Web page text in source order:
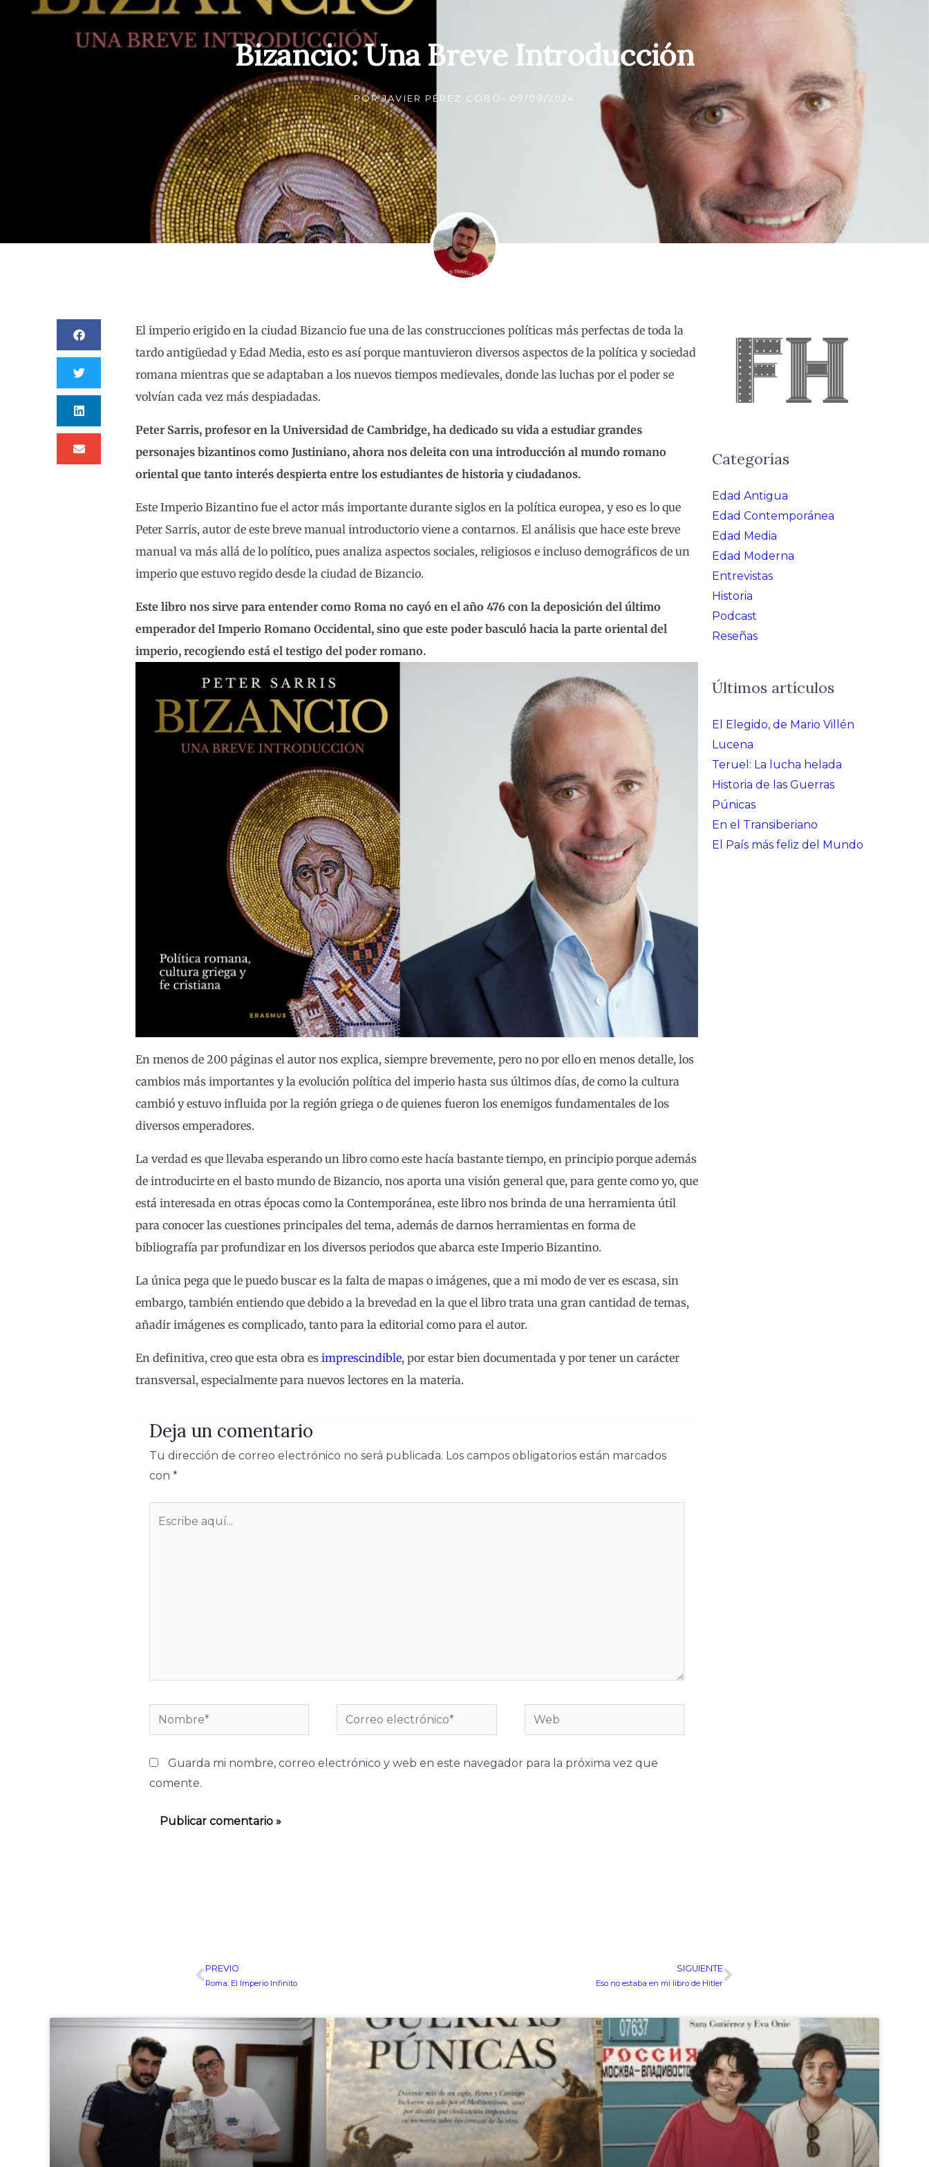
Bizancio: Una Breve Introducción
PORJAVIER PÉREZ COBO - 09/09/2024
El imperio erigido en la ciudad Bizancio fue una de las construcciones políticas más perfectas de toda la
tardo antigüedad y Edad Media, esto es así porque mantuvieron diversos aspectos de la política y sociedad
romana mientras que se adaptaban a los nuevos tiempos medievales, donde las luchas por el poder se
volvían cada vez más despiadadas.
Peter Sarris, profesor en la Universidad de Cambridge, ha dedicado su vida a estudiar grandes
personajes bizantinos como Justiniano, ahora nos deleita con una introducción al mundo romano
oriental que tanto interés despierta entre los estudiantes de historia y ciudadanos.
Este Imperio Bizantino fue el actor más importante durante siglos en la política europea, y eso es lo que
Peter Sarris, autor de este breve manual introductorio viene a contarnos. El análisis que hace este breve
manual va más allá de lo político, pues analiza aspectos sociales, religiosos e incluso demográficos de un
imperio que estuvo regido desde la ciudad de Bizancio.
Este libro nos sirve para entender como Roma no cayó en el año 476 con la deposición del último
emperador del Imperio Romano Occidental, sino que este poder basculó hacia la parte oriental del
imperio, recogiendo está el testigo del poder romano.
En menos de 200 páginas el autor nos explica, siempre brevemente, pero no por ello en menos detalle, los
cambios más importantes y la evolución política del imperio hasta sus últimos días, de como la cultura
cambió y estuvo influida por la región griega o de quienes fueron los enemigos fundamentales de los
diversos emperadores.
La verdad es que llevaba esperando un libro como este hacía bastante tiempo, en principio porque además
de introducirte en el basto mundo de Bizancio, nos aporta una visión general que, para gente como yo, que
está interesada en otras épocas como la Contemporánea, este libro nos brinda de una herramienta útil
para conocer las cuestiones principales del tema, además de darnos herramientas en forma de
bibliografía par profundizar en los diversos periodos que abarca este Imperio Bizantino.
La única pega que le puedo buscar es la falta de mapas o imágenes, que a mi modo de ver es escasa, sin
embargo, también entiendo que debido a la brevedad en la que el libro trata una gran cantidad de temas,
añadir imágenes es complicado, tanto para la editorial como para el autor.
En definitiva, creo que esta obra es imprescindible, por estar bien documentada y por tener un carácter
transversal, especialmente para nuevos lectores en la materia.
Deja un comentario
Tu dirección de correo electrónico no será publicada. Los campos obligatorios están marcados
con *
Nombre*
Correo
electrónico*
Web
Guarda mi nombre, correo electrónico y web en este navegador para la próxima vez que
comente.
Categorías
Edad Antigua
Edad Contemporánea
Edad Media
Edad Moderna
Entrevistas
Historia
Podcast
Reseñas
Últimos artículos
El Elegido, de Mario Villén
Lucena
Teruel: La lucha helada
Historia de las Guerras
Púnicas
En el Transiberiano
El País más feliz del Mundo
Ant
PREVIO
Roma: El Imperio Infinito
SIGUIENTE
Eso no estaba en mi libro de HitlerSiguiente